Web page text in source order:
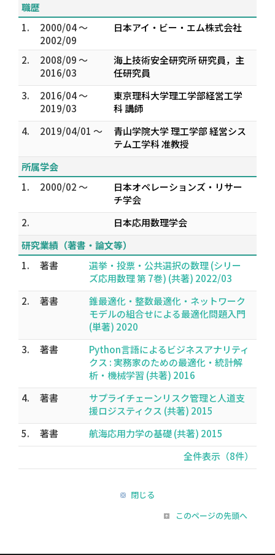
職歴
1.
2000/04 ～
2002/09
日本アイ・ビー・エム株式会社
2.
2008/09 ～
2016/03
海上技術安全研究所 研究員，主
任研究員
3.
2016/04 ～
2019/03
東京理科大学理工学部経営工学
科 講師
4.
2019/04/01 ～
青山学院大学 理工学部 経営シス
テム工学科 准教授
所属学会
1.
2000/02 ～
日本オペレーションズ・リサー
チ学会
2.
日本応用数理学会
研究業績（著書・論文等）
1.
著書
選挙・投票・公共選択の数理 (シリー
ズ応用数理 第 7巻) (共著) 2022/03
2.
著書
錐最適化・整数最適化・ネットワーク
モデルの組合せによる最適化問題入門
(単著) 2020
3.
著書
Python言語によるビジネスアナリティ
クス : 実務家のための最適化・統計解
析・機械学習 (共著) 2016
4.
著書
サプライチェーンリスク管理と人道支
援ロジスティクス (共著) 2015
5.
著書
航海応用力学の基礎 (共著) 2015
全件表示（8件）
閉じる
このページの先頭へ